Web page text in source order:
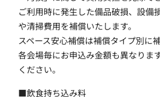
ご利用時に発生した備品破損、設備
や清掃費用を補償いたします。
スペース安心補償は補償タイプ別に
各会場毎にお申込み金額も異なりま
ください。
■飲食持ち込み料